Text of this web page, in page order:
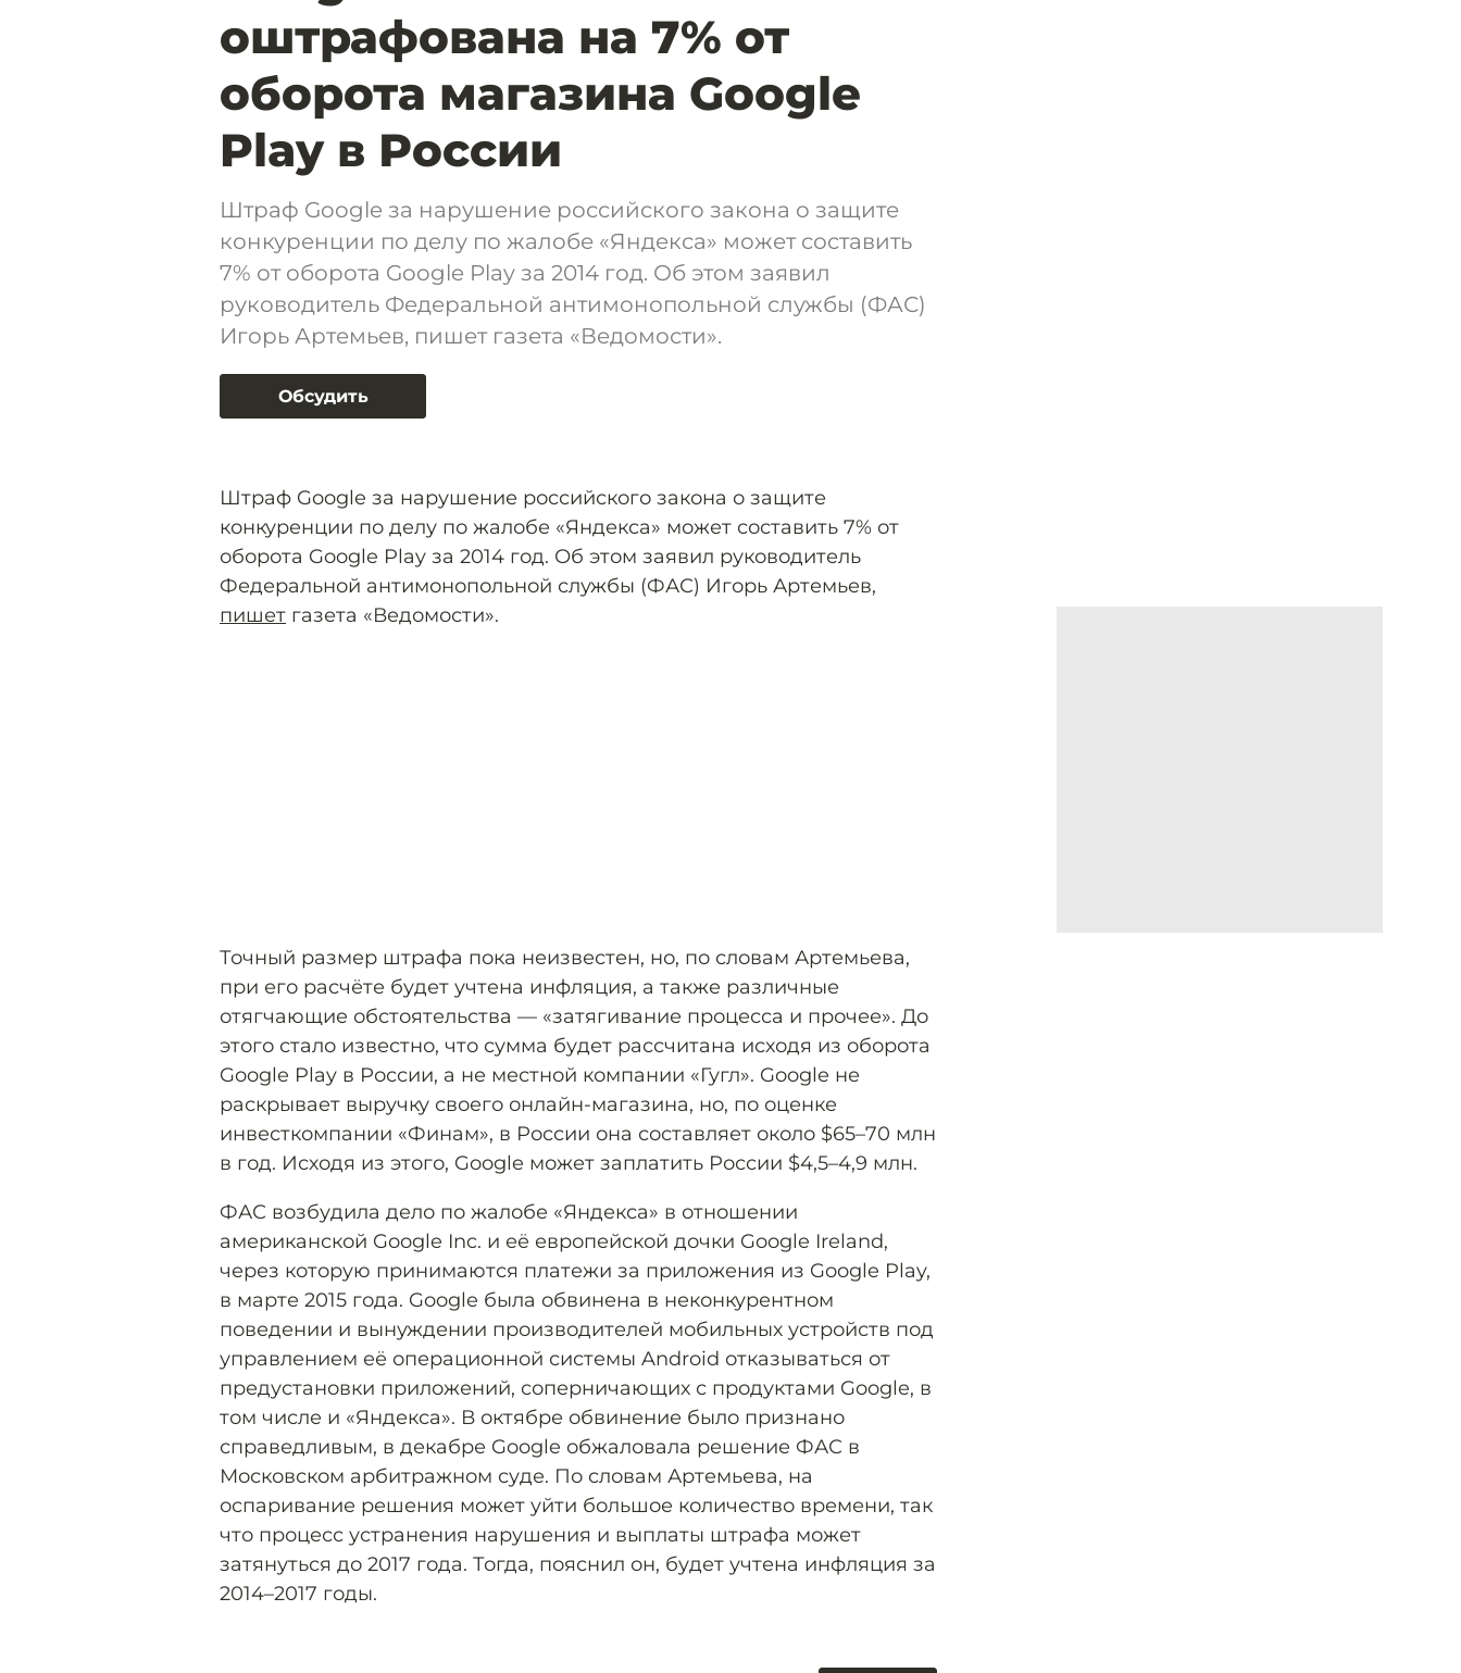
оштрафована на 7% от
оборота магазина Google
Play в России
Штраф Google за нарушение российского закона о защите
конкуренции по делу по жалобе «Яндекса» может составить
7% от оборота Google Play за 2014 год. Об этом заявил
руководитель Федеральной антимонопольной службы (ФАС)
Игорь Артемьев, пишет газета «Ведомости».
Обсудить
Штраф Google за нарушение российского закона о защите
конкуренции по делу по жалобе «Яндекса» может составить 7% от
оборота Google Play за 2014 год. Об этом заявил руководитель
Федеральной антимонопольной службы (ФАС) Игорь Артемьев,
пишет газета «Ведомости».
Точный размер штрафа пока неизвестен, но, по словам Артемьева,
при его расчёте будет учтена инфляция, а также различные
отягчающие обстоятельства — «затягивание процесса и прочее». До
этого стало известно, что сумма будет рассчитана исходя из оборота
Google Play в России, а не местной компании «Гугл». Google не
раскрывает выручку своего онлайн-магазина, но, по оценке
инвесткомпании «Финам», в России она составляет около $65–70 млн
в год. Исходя из этого, Google может заплатить России $4,5–4,9 млн.
ФАС возбудила дело по жалобе «Яндекса» в отношении
американской Google Inc. и её европейской дочки Google Ireland,
через которую принимаются платежи за приложения из Google Play,
в марте 2015 года. Google была обвинена в неконкурентном
поведении и вынуждении производителей мобильных устройств под
управлением её операционной системы Android отказываться от
предустановки приложений, соперничающих с продуктами Google, в
том числе и «Яндекса». В октябре обвинение было признано
справедливым, в декабре Google обжаловала решение ФАС в
Московском арбитражном суде. По словам Артемьева, на
оспаривание решения может уйти большое количество времени, так
что процесс устранения нарушения и выплаты штрафа может
затянуться до 2017 года. Тогда, пояснил он, будет учтена инфляция за
2014–2017 годы.